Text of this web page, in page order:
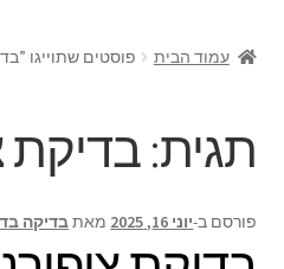
עמוד הבית פוסטים שתוייגו
תגית:בדיקת
פורסם ב-יוני 16, 2025 מאתבדיקה